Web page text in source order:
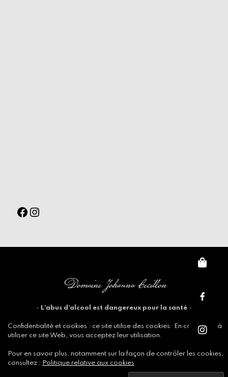
Facebook Instagram
Domaine Johanna Cecillon
- L’abus d’alcool est dangereux pour la santé -
MENTIONS LEGALES CONDITIONS GÉNÉRALES DE VENTE
Facebook
Instagram
Confidentialité et cookies : ce site utilise des cookies. En continuant à
utiliser ce site Web, vous acceptez leur utilisation.
Pour en savoir plus, notamment sur la façon de contrôler les cookies,
consultez : Politique relative aux cookies